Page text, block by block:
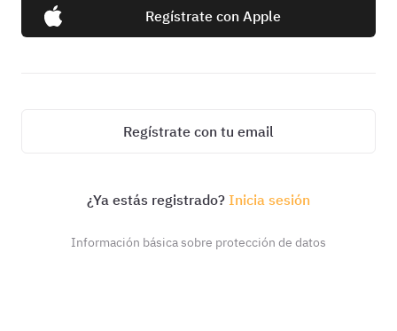
Regístrate con Apple
Regístrate con tu email
¿Ya estás registrado? Inicia sesión
Información básica sobre protección de datos